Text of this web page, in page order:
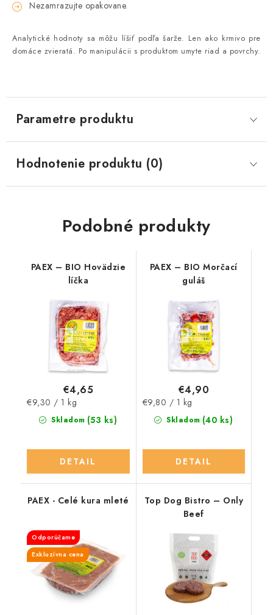
Nezamrazujte opakovane.
Analytické hodnoty sa môžu líšiť podľa šarže. Len ako krmivo pre
domáce zvieratá. Po manipulácii s produktom umyte riad a povrchy.
Parametre produktu
Hodnotenie produktu (0)
Podobné produkty
PAEX – BIO Hovädzie
líčka
Skladom (53 ks)
€4,65
Jednotková
cena:
€9,30 / 1 kg
DETAIL
PAEX – BIO Morčací
guláš
Skladom (40 ks)
€4,90
Jednotková
cena:
€9,80 / 1 kg
DETAIL
PAEX - Celé kura mleté
Odporúčame
Exkluzívna cena
Top Dog Bistro – Only
Beef